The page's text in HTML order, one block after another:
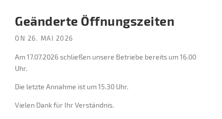
Geänderte Öffnungszeiten
ON 26. MAI 2026
Am 17.07.2026 schließen unsere Betriebe bereits um 16.00
Uhr.
Die letzte Annahme ist um 15.30 Uhr.
Vielen Dank für Ihr Verständnis.